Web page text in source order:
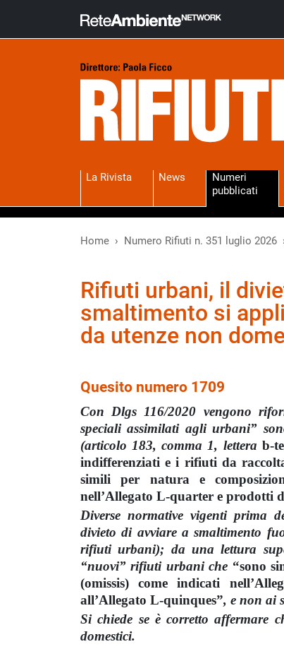
La Rivista News
Numeri
pubblicati
Home Numero Rifiuti n. 351 luglio 2026
Rifiuti urbani, il
smaltimento si
da utenze non
Quesito numero 1709
Con Dlgs 116/2020 vengono
speciali assimilati agli urbani”
(articolo 183, comma 1, lettera b-
indifferenziati e i rifiuti da
simili per natura e
nell’Allegato L-quarter e prodotti
Diverse normative vigenti prima
divieto di avviare a smaltimento
rifiuti urbani); da una lettura
“nuovi” rifiuti urbani che “sono
(omissis) come indicati
all’Allegato L-quinques”, e non ai
Si chiede se è corretto affermare
domestici.